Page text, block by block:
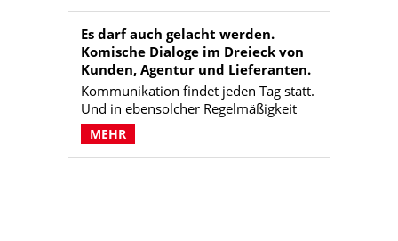
und im (Stellen-)Markt zu
kommunizieren.
Es darf auch gelacht werden.
Komische Dialoge im Dreieck von
Kunden, Agentur und Lieferanten.
Kommunikation findet jeden Tag statt.
Und in ebensolcher Regelmäßigkeit
passieren verbale Missverständnisse
und Fehltritte, über die wir
schmunzeln mussten.
MEHR